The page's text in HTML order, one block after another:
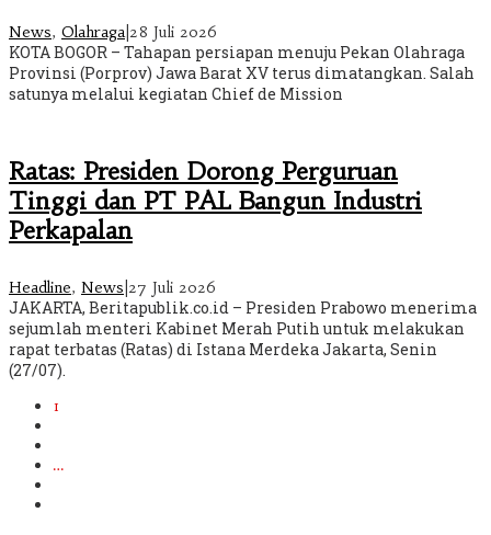
News, Olahraga|28 Juli 2026
KOTA BOGOR – Tahapan persiapan menuju Pekan Olahraga
Provinsi (Porprov) Jawa Barat XV terus dimatangkan. Salah
satunya melalui kegiatan Chief de Mission
Ratas: Presiden Dorong Perguruan
Tinggi dan PT PAL Bangun Industri
Perkapalan
Headline, News 27 Juli 2026
JAKARTA, Beritapublik.co.id – Presiden Prabowo menerima
sejumlah menteri Kabinet Merah Putih untuk melakukan
rapat terbatas (Ratas) di Istana Merdeka Jakarta, Senin
(27/07).
1
…